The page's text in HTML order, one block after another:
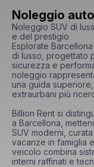
Noleggio
Noleggio SUV di
e del prestigio
Esplorate
di lusso, progettato
sicurezza e
noleggio
una guida
extraurbani più
Billion Rent si
a Barcellona,
SUV moderni,
vacanze in famiglia
veicolo combina
interni raffinati e